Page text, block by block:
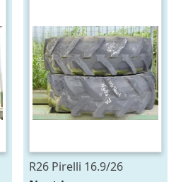
R26 Pirelli 16.9/26